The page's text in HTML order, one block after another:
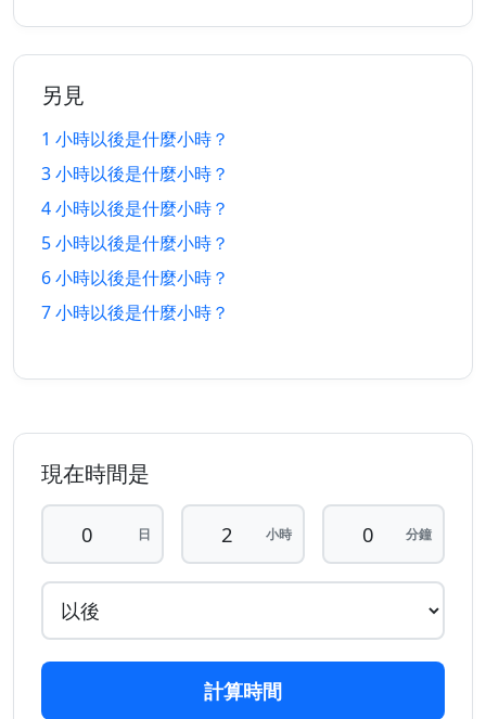
7 小時
以前
7 小時
以後
8 小時
以前
9 小時
以前
27/7/2026
10 小時
以前
11 小時
13 小時
26/7/2026
14 小時
以前
26/7/2026
14 小時
以後
28/7/2026
15 小時
以前
以後
26/7/2026
16 小時
另見
1 小時以後是什麼小時？
3 小時以後是什麼小時？
4 小時以後是什麼小時？
5 小時以後是什麼小時？
6 小時以後是什麼小時？
7 小時以後是什麼小時？
現在時間是
日 小時 分鐘
計算時間